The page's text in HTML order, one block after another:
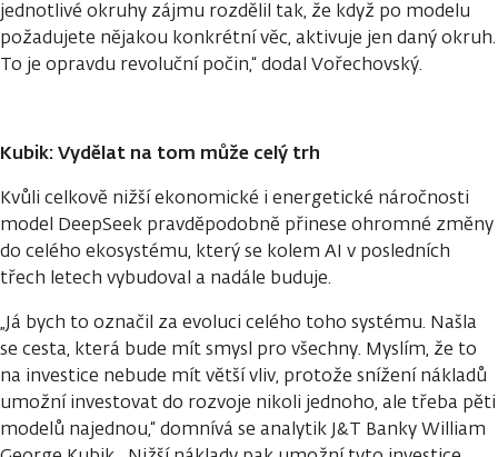
jednotlivé okruhy zájmu rozdělil tak, že když po modelu
požadujete nějakou konkrétní věc, aktivuje jen daný okruh.
To je opravdu revoluční počin,“ dodal Vořechovský.
Kubik: Vydělat na tom může celý trh
Kvůli celkově nižší ekonomické i energetické náročnosti
model DeepSeek pravděpodobně přinese ohromné změny
do celého ekosystému, který se kolem AI v posledních
třech letech vybudoval a nadále buduje.
„Já bych to označil za evoluci celého toho systému. Našla
se cesta, která bude mít smysl pro všechny. Myslím, že to
na investice nebude mít větší vliv, protože snížení nákladů
umožní investovat do rozvoje nikoli jednoho, ale třeba pěti
modelů najednou,“ domnívá se analytik J&T Banky William